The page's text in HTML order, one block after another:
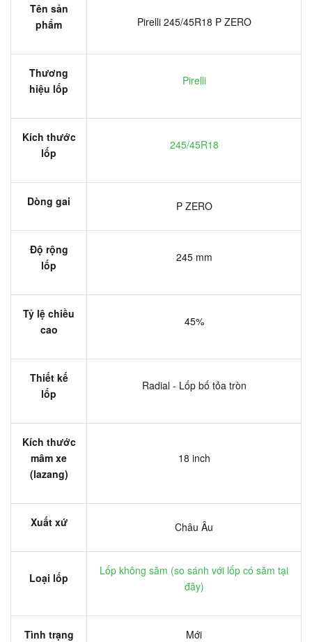
Tên sản
phẩm
Pirelli 245/45R18 P ZERO
Thương
hiệu lốp
Pirelli
Kích thước
lốp
245/45R18
Dòng gai P ZERO
Độ rộng
lốp
245 mm
Tỷ lệ chiều
cao
45%
Thiết kế
lốp
Radial - Lốp bố tỏa tròn
Kích thước
mâm xe
(lazang)
18 inch
Xuất xứ Châu Âu
Loại lốp
Lốp không săm (so sánh với lốp có săm tại
đây)
Tình trạng Mới